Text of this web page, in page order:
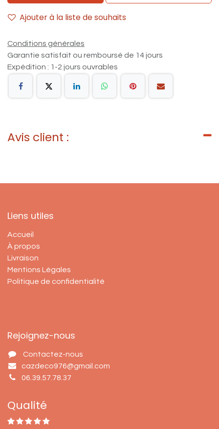
Ajouter à la liste de souhaits
Conditions générales
Garantie satisfait ou remboursé de 14 jours
Expédition : 1-2 jours ouvrables
Avis client :
Liens utiles
Accueil
À propos
Livraison
Mentions Légales
Politique de confidentialité
Rejoignez-nous
Contactez-nous
cazdeco976@gmail.com
06.39.57.78.37
Qualité